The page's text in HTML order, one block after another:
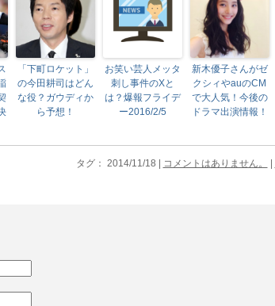
「下町ロケット」
の今田耕司はどん
な役？ガウディか
ら予想！
お笑い芸人メッタ
刺し事件のXと
は？爆報フライデ
ー2016/2/5
新木優子さんがゼ
クシィやauのCM
で大人気！今後の
ドラマ出演情報！
タグ： 2014/11/18 | コメントはありません。